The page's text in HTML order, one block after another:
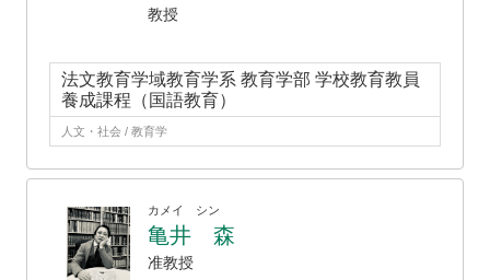
教授
法文教育学域教育学系 教育学部 学校教育教員
養成課程（国語教育）
人文・社会 / 教育学
カメイ シン
亀井 森
准教授